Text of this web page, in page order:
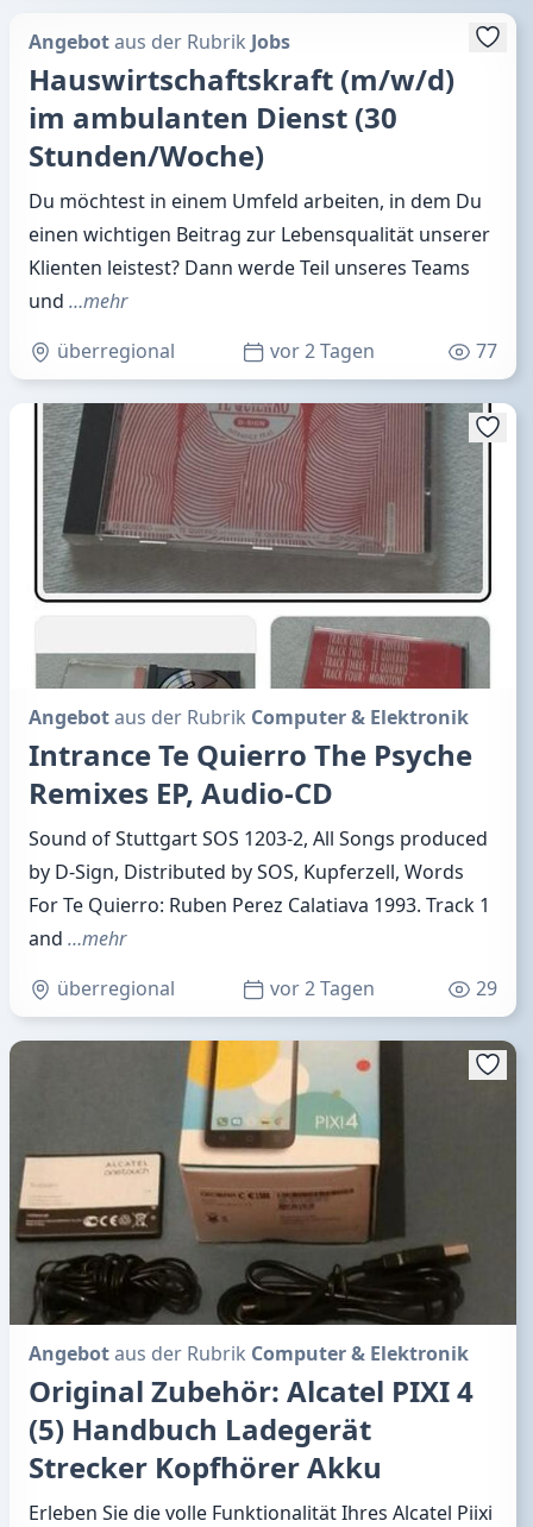
Angebotaus der Rubrik Jobs
Hauswirtschaftskraft (m/w/d)
im ambulanten Dienst (30
Stunden/Woche)
Du möchtest in einem Umfeld arbeiten, in dem Du
einen wichtigen Beitrag zur Lebensqualität unserer
Klienten leistest? Dann werde Teil unseres Teams
und …mehr
überregional
vor 2 Tagen 77
Angebotaus der Rubrik Computer & Elektronik
Intrance Te Quierro The Psyche
Remixes EP, Audio-CD
Sound of Stuttgart SOS 1203-2, All Songs produced
by D-Sign, Distributed by SOS, Kupferzell, Words
For Te Quierro: Ruben Perez Calatiava 1993. Track 1
and …mehr
überregional
vor 2 Tagen 29
Angebotaus der Rubrik Computer & Elektronik
Original Zubehör: Alcatel PIXI 4
(5) Handbuch Ladegerät
Strecker Kopfhörer Akku
Erleben Sie die volle Funktionalität Ihres Alcatel Piixi